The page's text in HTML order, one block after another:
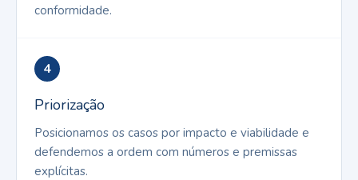
conformidade.
4
Priorização
Posicionamos os casos por impacto e viabilidade e
defendemos a ordem com números e premissas
explícitas.